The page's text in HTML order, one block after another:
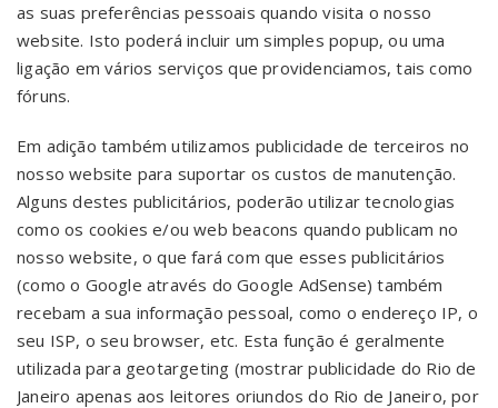
as suas preferências pessoais quando visita o nosso
website. Isto poderá incluir um simples popup, ou uma
ligação em vários serviços que providenciamos, tais como
fóruns.
Em adição também utilizamos publicidade de terceiros no
nosso website para suportar os custos de manutenção.
Alguns destes publicitários, poderão utilizar tecnologias
como os cookies e/ou web beacons quando publicam no
nosso website, o que fará com que esses publicitários
(como o Google através do Google AdSense) também
recebam a sua informação pessoal, como o endereço IP, o
seu ISP, o seu browser, etc. Esta função é geralmente
utilizada para geotargeting (mostrar publicidade do Rio de
Janeiro apenas aos leitores oriundos do Rio de Janeiro, por